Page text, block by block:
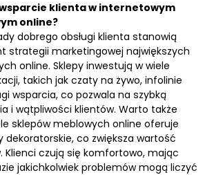
klienta w internetowym
online?
dobrego obsługi klienta stanowią
strategii marketingowej największych
online. Sklepy inwestują w wiele
takich jak czaty na żywo, infolinie
wsparcia, co pozwala na szybką
i wątpliwości klientów. Warto także
sklepów meblowych online oferuje
dekoratorskie, co zwiększa wartość
Klienci czują się komfortowo, mając
jakichkolwiek problemów mogą liczyć